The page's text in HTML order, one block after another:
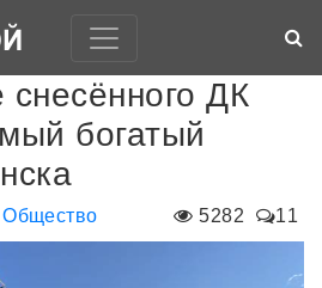
ДК
богатый
5282 11
Общество